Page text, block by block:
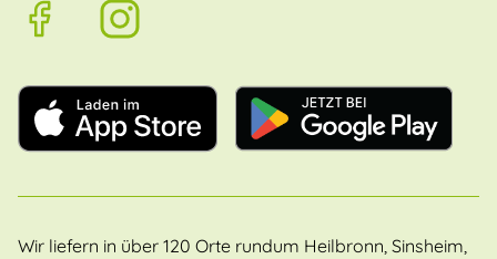
Wir liefern in über 120 Orte rundum Heilbronn, Sinsheim,